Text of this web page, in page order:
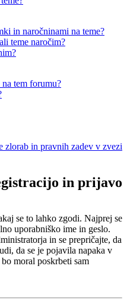
in naročninami na teme?
teme naročim?
tem forumu?
zlorab in pravnih zadev v zvezi
in prijavo
se to lahko zgodi. Najprej se
uporabniško ime in geslo.
in se prepričajte, da
da se je pojavila napaka v
moral poskrbeti sam